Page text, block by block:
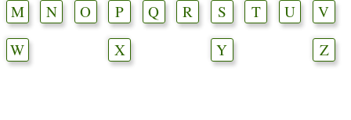
M
N O P Q R S T U
V
W
X Y Z